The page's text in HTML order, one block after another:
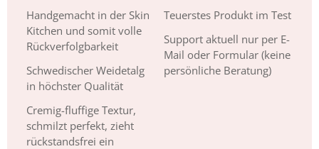
Handgemacht in der Skin
Kitchen und somit volle
Rückverfolgbarkeit
Schwedischer Weidetalg
in höchster Qualität
Cremig-fluffige Textur,
schmilzt perfekt, zieht
rückstandsfrei ein
Teuerstes Produkt im Test
Support aktuell nur per E-
Mail oder Formular (keine
persönliche Beratung)